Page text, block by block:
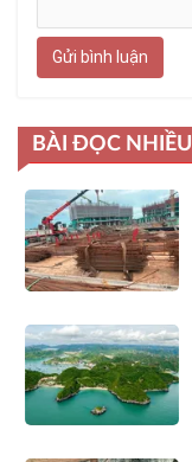
Gửi bình luận
BÀI ĐỌC NHIỀU